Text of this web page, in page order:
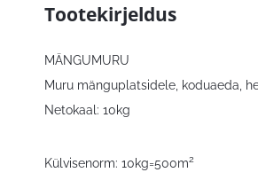
Tootekirjeldus
MÄNGUMURU
Muru mänguplatsidele, koduaeda,
Netokaal: 10kg
Külvisenorm: 10kg=500m2